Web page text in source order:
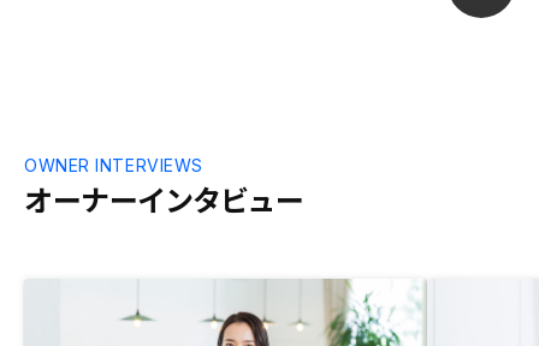
オーナーインタビュー
OWNER INTERVIEWS